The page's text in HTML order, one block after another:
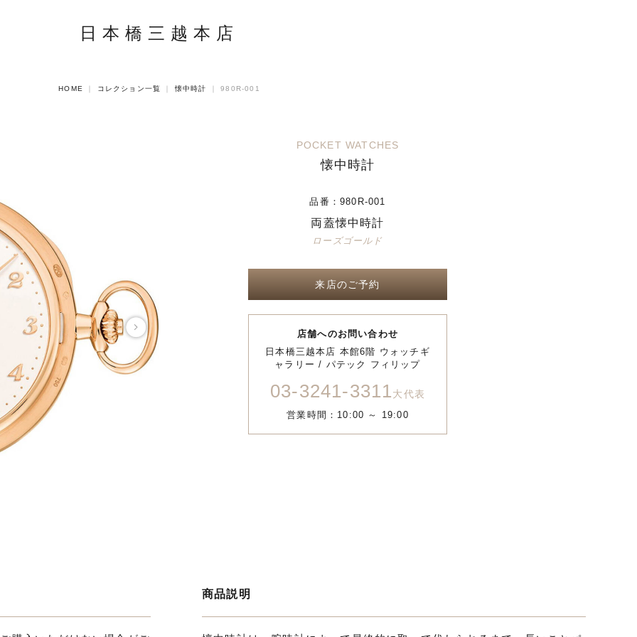
日本橋三越本店
HOME コレクション一覧 懐中時計 ｜980R-001
POCKET WATCHES
懐中時計
品番： 980R-001
両蓋懐中時計
ローズゴールド
来店のご予約
店舗へのお問い合わせ
日本橋三越本店 本館6階 ウォッチギ
ャラリー / パテック フィリップ
03-3241-3311大代表
営業時間：10:00 ～ 19:00
商品説明